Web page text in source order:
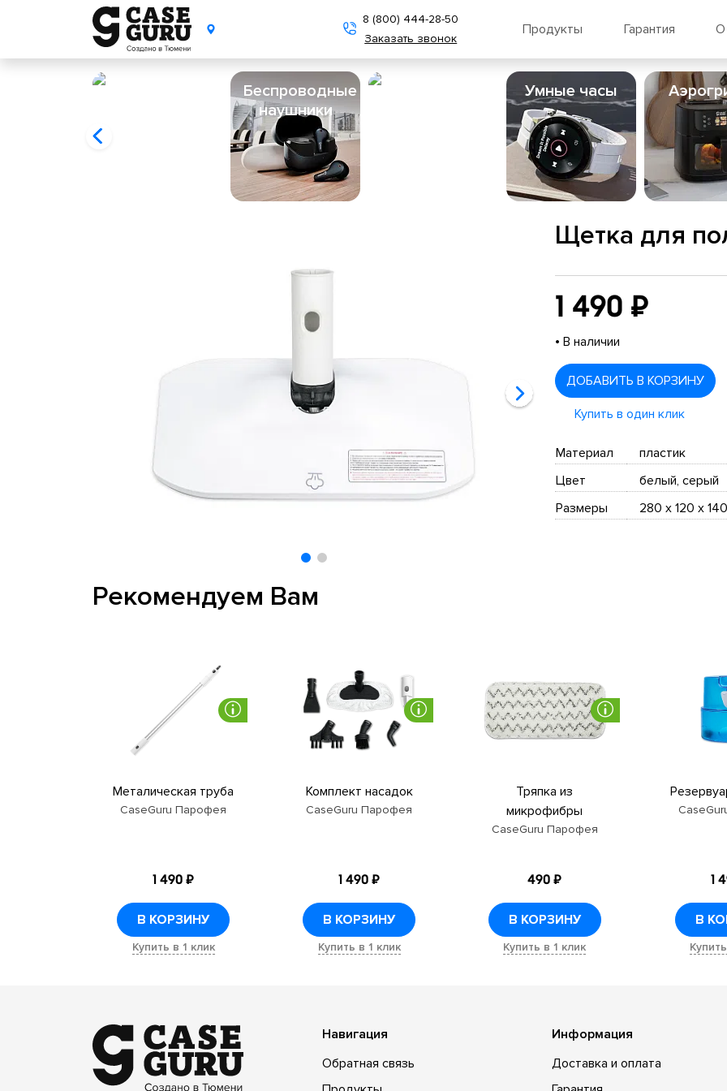
8 (800) 444-28-50
Заказать звонок
Продукты Гарантия О
Беспроводные
наушники
Умные часы
Щетка для
1 490 ₽
• В наличии
ДОБАВИТЬ В КОРЗИНУ
Купить в один клик
Материал
пластик
Цвет
белый, серый
Размеры
280 х 120 х
Рекомендуем Вам
Металическая труба
CaseGuru Парофея
1 490 ₽
В КОРЗИНУ
Купить в 1 клик
Комплект насадок
CaseGuru Парофея
1 490 ₽
В КОРЗИНУ
Купить в 1 клик
Тряпка из
микрофибры
CaseGuru Парофея
490 ₽
В КОРЗИНУ
Купить в 1 клик
1
В
Навигация
Обратная связь
Информация
Доставка и оплата